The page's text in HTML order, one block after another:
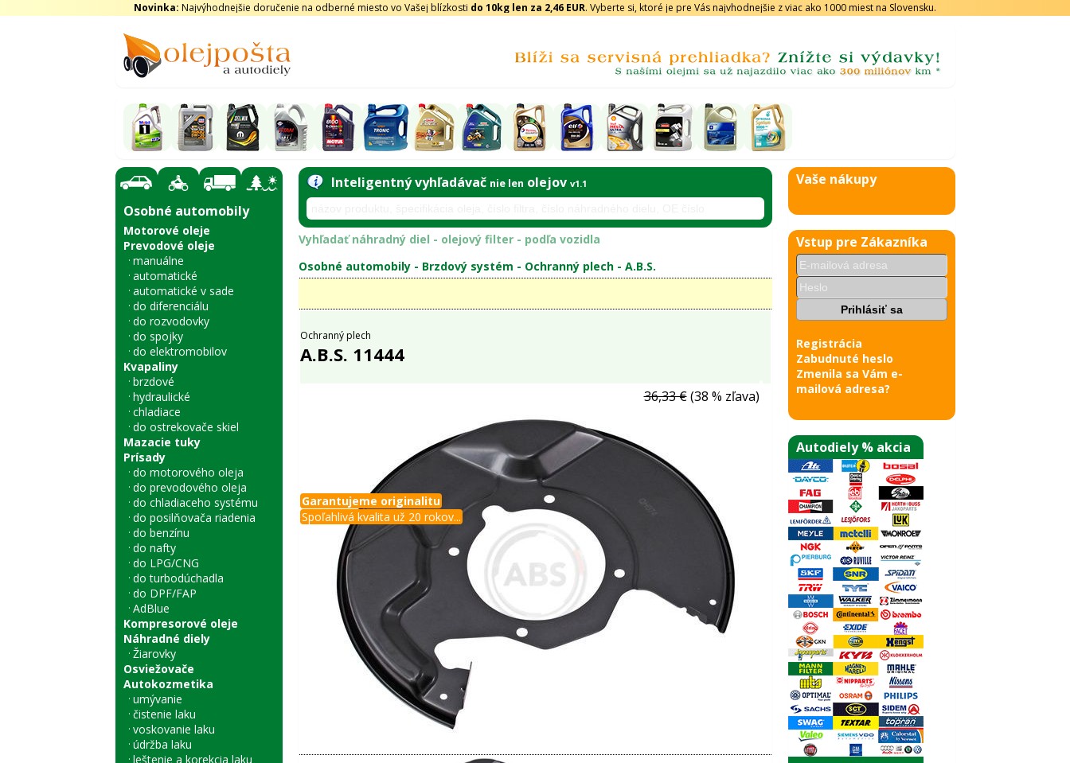
Novinka: Najvýhodnejšie doručenie na odberné miesto vo Vašej blízkosti do 10kg len za 2,46 EUR. Vyberte si, ktoré je pre Vás najvhodnejšie z viac ako 1000 miest na Slovensku.
Osobné automobily
Motorové oleje
Prevodové oleje
manuálne
automatické
automatické v sade
do diferenciálu
do rozvodovky
do spojky
do elektromobilov
Kvapaliny
brzdové
hydraulické
chladiace
do ostrekovače skiel
Mazacie tuky
Prísady
do motorového oleja
do prevodového oleja
do chladiaceho systému
do posilňovača riadenia
do benzínu
do nafty
do LPG/CNG
do turbodúchadla
do DPF/FAP
AdBlue
Kompresorové oleje
Náhradné diely
Žiarovky
Osviežovače
Autokozmetika
umývanie
čistenie laku
voskovanie laku
údržba laku
leštenie a korekcia laku
Inteligentný vyhľadávač nie len olejov v1.1
Vyhľadať náhradný diel - olejový filter - podľa vozidla
Osobné automobily - Brzdový systém - Ochranný plech- A.B.S.
Ochranný plech
A.B.S. 11444
36,33 €(38 % zľava)
Garantujeme originalitu
Spoľahlivá kvalita už 20 rokov...
Vaše nákupy
Vstup pre Zákazníka
Registrácia
Zabudnuté heslo
Zmenila sa Vám e-
mailová adresa?
Autodiely % akcia